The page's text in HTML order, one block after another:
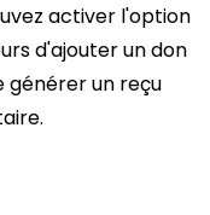
activer l'option
d'ajouter un don
générer un reçu